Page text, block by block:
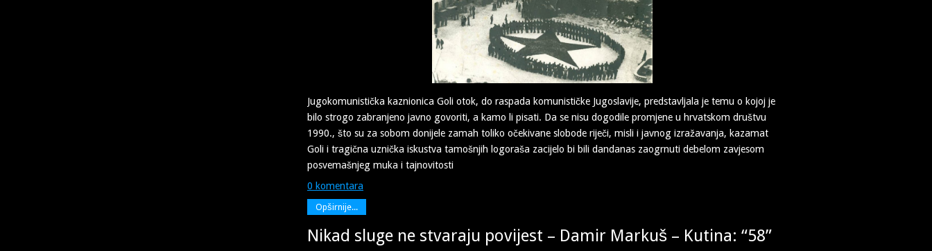
Jugokomunistička kaznionica Goli otok, do raspada komunističke Jugoslavije, predstavljala je temu o kojoj je
bilo strogo zabranjeno javno govoriti, a kamo li pisati. Da se nisu dogodile promjene u hrvatskom društvu
1990., što su za sobom donijele zamah toliko očekivane slobode riječi, misli i javnog izražavanja, kazamat
Goli i tragična uznička iskustva tamošnjih logoraša zacijelo bi bili dandanas zaogrnuti debelom zavjesom
posvemašnjeg muka i tajnovitosti
0 komentara
Opširnije...
Nikad sluge ne stvaraju povijest – Damir Markuš – Kutina: “58”